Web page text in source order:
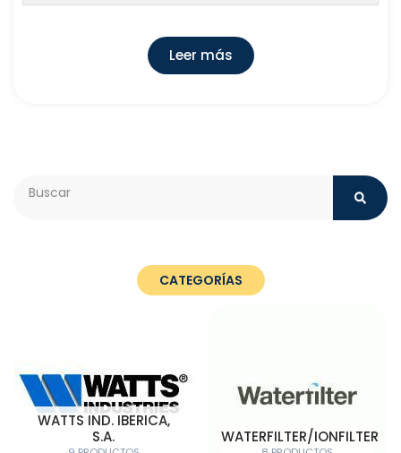
Leer más
CATEGORÍAS
WATTS IND. IBERICA,
S.A.
WATERFILTER/IONFILTER